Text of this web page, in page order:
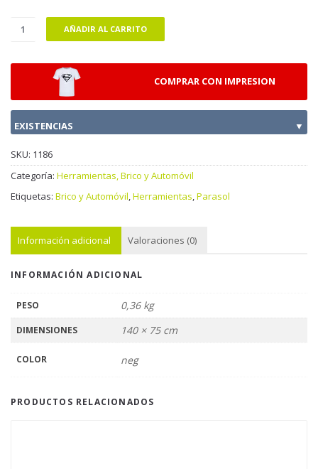
AÑADIR AL CARRITO
COMPRAR CON IMPRESION
EXISTENCIAS ▼
SKU: 1186
Categoría: Herramientas, Brico y Automóvil
Etiquetas: Brico y Automóvil,Herramientas,Parasol
Información adicional Valoraciones (0)
INFORMACIÓN ADICIONAL
PESO 0,36 kg
DIMENSIONES 140 × 75 cm
COLOR neg
PRODUCTOS RELACIONADOS